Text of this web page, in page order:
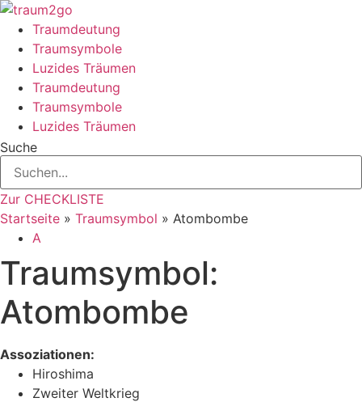
Zum
Inhalt
springen
Traumdeutung
Traumsymbole
Luzides Träumen
Traumdeutung
Traumsymbole
Luzides Träumen
Suche
Zur CHECKLISTE
Startseite » Traumsymbol » Atombombe
A
Traumsymbol:
Atombombe
Assoziationen:
Hiroshima
Zweiter Weltkrieg